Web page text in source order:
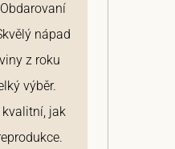
nápad
z roku
výběr.
jak